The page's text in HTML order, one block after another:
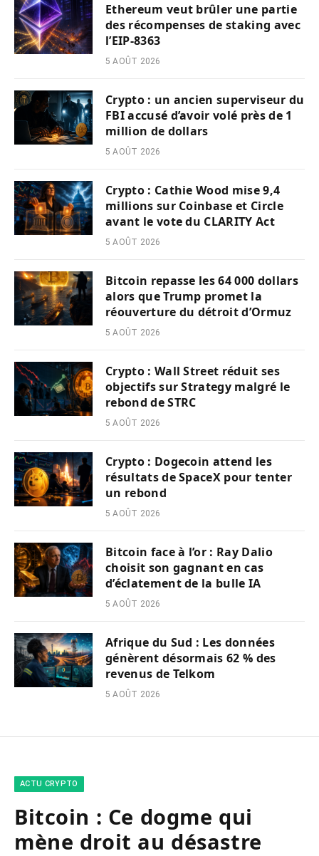
Ethereum veut brûler une partie
des récompenses de staking avec
l’EIP-8363
5 AOÛT 2026
Crypto : un ancien superviseur du
FBI accusé d’avoir volé près de 1
million de dollars
5 AOÛT 2026
Crypto : Cathie Wood mise 9,4
millions sur Coinbase et Circle
avant le vote du CLARITY Act
5 AOÛT 2026
Bitcoin repasse les 64 000 dollars
alors que Trump promet la
réouverture du détroit d’Ormuz
5 AOÛT 2026
Crypto : Wall Street réduit ses
objectifs sur Strategy malgré le
rebond de STRC
5 AOÛT 2026
Crypto : Dogecoin attend les
résultats de SpaceX pour tenter
un rebond
5 AOÛT 2026
Bitcoin face à l’or : Ray Dalio
choisit son gagnant en cas
d’éclatement de la bulle IA
5 AOÛT 2026
Afrique du Sud : Les données
génèrent désormais 62 % des
revenus de Telkom
5 AOÛT 2026
ACTU CRYPTO
Bitcoin : Ce dogme qui
mène droit au désastre